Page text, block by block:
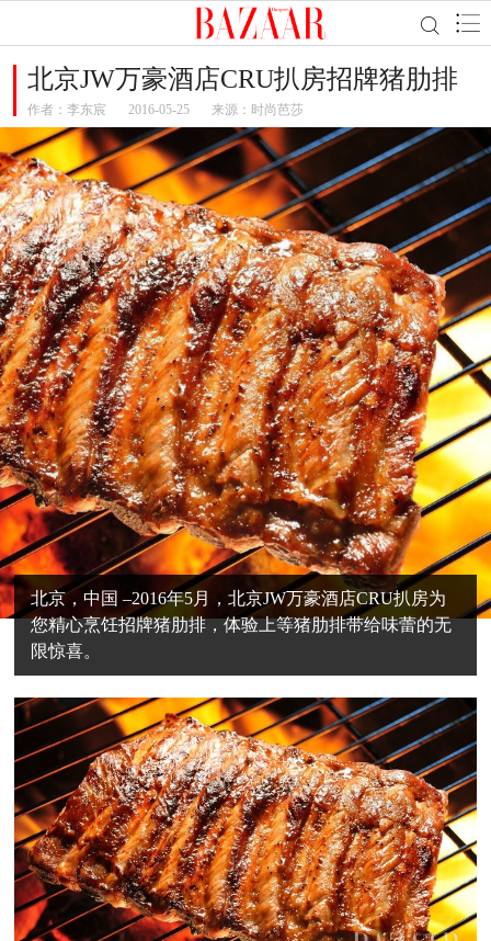
北京JW万豪酒店CRU扒房招牌猪肋排
作者： 李东宸 2016-05-25 来源：时尚芭莎
北京，中国 –2016年5月，北京JW万豪酒店CRU扒房为
您精心烹饪招牌猪肋排，体验上等猪肋排带给味蕾的无
限惊喜。